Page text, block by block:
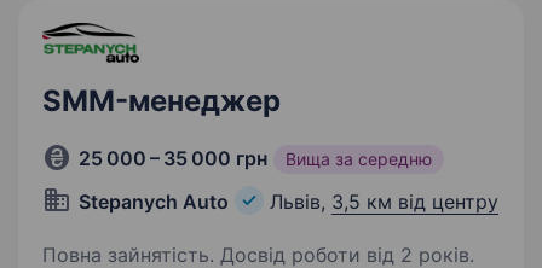
SMM-менеджер
25 000 – 35 000 грн Вища за середню
Stepanych Auto Львів, 3,5 км від центру
Повна зайнятість. Досвід роботи від 2 років.